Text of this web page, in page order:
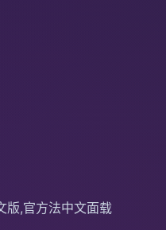
版,官方法中文面载